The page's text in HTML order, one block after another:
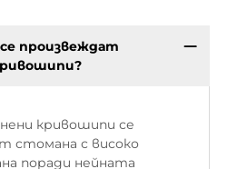
произвеждат
кривошипи се
стомана с високо
поради нейната